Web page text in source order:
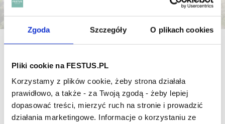
Zgoda Szczegóły O plikach cookies
Pliki cookie na FESTUS.PL
Korzystamy z plików cookie, żeby strona działała
prawidłowo, a także - za Twoją zgodą - żeby lepiej
dopasować treści, mierzyć ruch na stronie i prowadzić
działania marketingowe. Informacje o korzystaniu ze
strona główna / micro-oxygenation
Archiwum wpisów tagu: micro-
oxygenation